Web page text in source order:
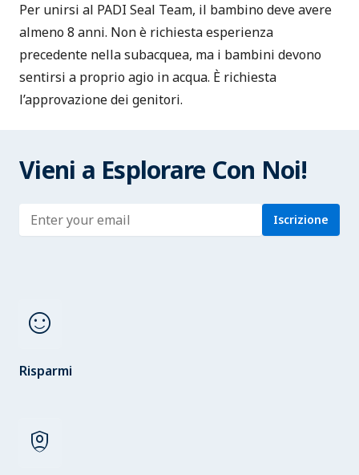
Per unirsi al PADI Seal Team, il bambino deve avere
almeno 8 anni. Non è richiesta esperienza
precedente nella subacquea, ma i bambini devono
sentirsi a proprio agio in acqua. È richiesta
l’approvazione dei genitori.
Vieni a Esplorare Con Noi!
Enter address Iscrizione
sentiment_satisfied
Risparmi
shield_person